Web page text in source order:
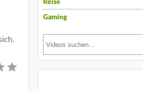
Reise
Gaming